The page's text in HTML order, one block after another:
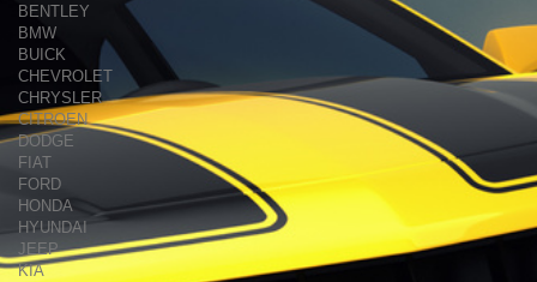
BENTLEY
BMW
BUICK
CHEVROLET
CHRYSLER
CITROEN
DODGE
FIAT
FORD
HONDA
HYUNDAI
JEEP
KIA